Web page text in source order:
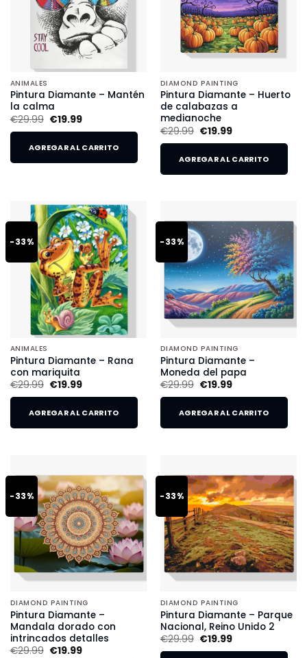
ANIMALES
Pintura Diamante – Mantén
la calma
€29.99 €19.99
AGREGAR AL CARRITO
DIAMOND PAINTING
Pintura Diamante – Huerto
de calabazas a
medianoche
€29.99 €19.99
AGREGAR AL CARRITO
-33%
ANIMALES
Pintura Diamante – Rana
con mariquita
€29.99 €19.99
AGREGAR AL CARRITO
-33%
DIAMOND PAINTING
Pintura Diamante –
Moneda del papa
€29.99 €19.99
AGREGAR AL CARRITO
-33%
DIAMOND PAINTING
Pintura Diamante –
Mandala dorado con
intrincados detalles
€29.99 €19.99
-33%
DIAMOND PAINTING
Pintura Diamante – Parque
Nacional, Reino Unido 2
€29.99 €19.99